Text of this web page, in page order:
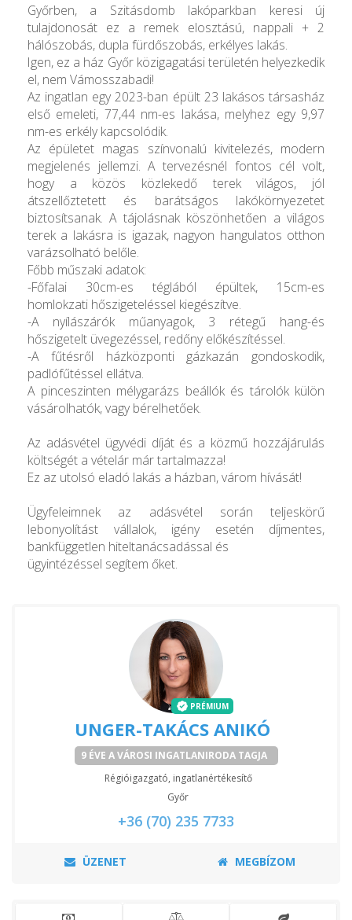
Győrben, a Szitásdomb lakóparkban keresi új
tulajdonosát ez a remek elosztású, nappali + 2
hálószobás, dupla fürdőszobás, erkélyes lakás.
Igen, ez a ház Győr közigagatási területén helyezkedik
el, nem Vámosszabadi!
Az ingatlan egy 2023-ban épült 23 lakásos társasház
első emeleti, 77,44 nm-es lakása, melyhez egy 9,97
nm-es erkély kapcsolódik.
Az épületet magas színvonalú kivitelezés, modern
megjelenés jellemzi. A tervezésnél fontos cél volt,
hogy a közös közlekedő terek világos, jól
átszellőztetett és barátságos lakókörnyezetet
biztosítsanak. A tájolásnak köszönhetően a világos
terek a lakásra is igazak, nagyon hangulatos otthon
varázsolható belőle.
Főbb műszaki adatok:
-Főfalai 30cm-es téglából épültek, 15cm-es
homlokzati hőszigeteléssel kiegészítve.
-A nyílászárók műanyagok, 3 rétegű hang-és
hőszigetelt üvegezéssel, redőny előkészítéssel.
-A fűtésről házközponti gázkazán gondoskodik,
padlófűtéssel ellátva.
A pinceszinten mélygarázs beállók és tárolók külön
vásárolhatók, vagy bérelhetőek.
Az adásvétel ügyvédi díját és a közmű hozzájárulás
költségét a vételár már tartalmazza!
Ez az utolsó eladó lakás a házban, várom hívását!
Ügyfeleimnek az adásvétel során teljeskörű
lebonyolítást vállalok, igény esetén díjmentes,
bankfüggetlen hiteltanácsadással és
ügyintézéssel segítem őket.
PRÉMIUM
UNGER-TAKÁCS ANIKÓ
9 ÉVE A VÁROSI INGATLANIRODA TAGJA
Régióigazgató, ingatlanértékesítő
Győr
+36 (70) 235 7733
ÜZENET MEGBÍZOM